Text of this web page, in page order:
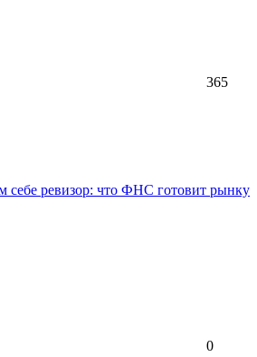
365
себе ревизор: что ФНС готовит рынку
0